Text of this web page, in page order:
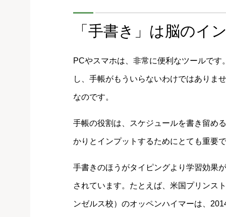
「手書き」は脳のイ
PCやスマホは、非常に便利なツールで
し、手帳がもういらないわけではありま
なのです。
手帳の役割は、スケジュールを書き留め
かりとインプットするためにとても重要
手書きのほうがタイピングより学習効果
されています。たとえば、米国プリンス
ンゼルス校）のオッペンハイマーは、